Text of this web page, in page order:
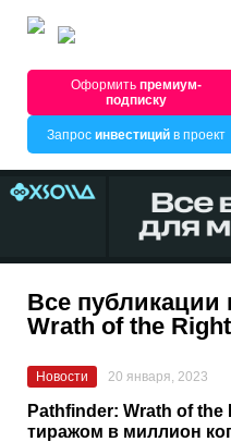
Оформитьпремиум-
подписку
Запрос инвестицийв проект
Все публикации
Wrath of the
Новости 20 января, 2023
Pathfinder: Wrath of
тиражом в миллион